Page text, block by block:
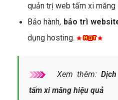
quản trị web tấm xi măng
Bảo hành, bảo trì
dụng hosting.
Xem thêm:
tấm xi măng hiệu quả